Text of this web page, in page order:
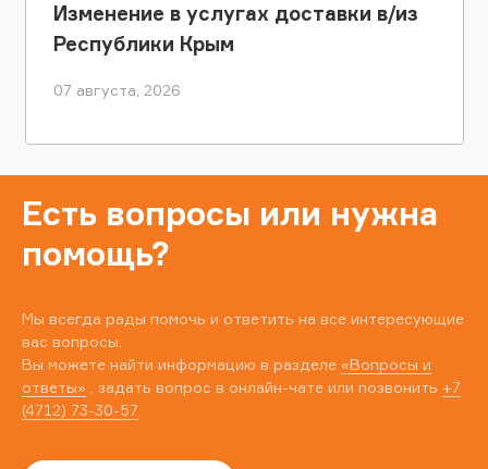
Изменение в услугах доставки в/из
Республики Крым
07 августа, 2026
Есть вопросы или нужна
помощь?
Мы всегда рады помочь и ответить на все интересующие
вас вопросы.
Вы можете найти информацию в разделе «Вопросы и
ответы» , задать вопрос в онлайн-чате или позвонить +7
(4712) 73-30-57